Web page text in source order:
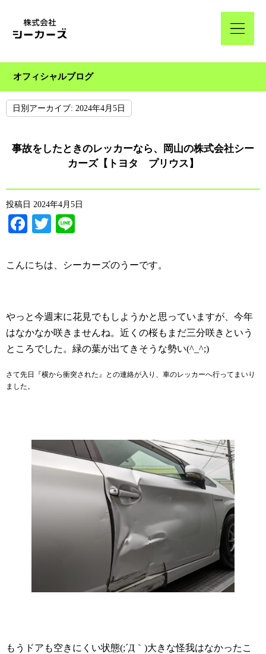
オフィシャルブログ
日別アーカイブ: 2024年4月5日
事故をしたときのレッカーなら、岡山の株式会社シー
カーズ【トヨタ プリウス】
投稿日 2024年4月5日
Facebook
Twitter
こんにちは、シーカーズのうーです。
やっと今週末に花見でもしようかと思っていますが、今年
はなかなか咲きませんね。近くの桜もまだ三分咲きという
ところでした。緑の葉が出てきそうな勢い(^_^;)
さて先日『横から衝突された』との連絡が入り、車のレッカーへ行ってまいり
ました。
もうドアも空きにくい状態(;´Д｀)大きな怪我はなかったこ